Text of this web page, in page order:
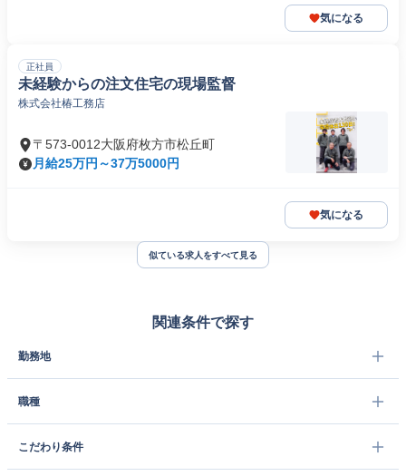
気になる
正社員
未経験からの注文住宅の現場監督
株式会社椿工務店
〒573-0012大阪府枚方市松丘町
月給25万円～37万5000円
気になる
似ている求人をすべて見る
関連条件で探す
勤務地
職種
こだわり条件